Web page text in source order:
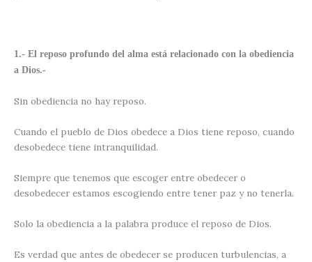
1.- El reposo profundo del alma está relacionado con la obediencia
a Dios.-
Sin obediencia no hay reposo.
Cuando el pueblo de Dios obedece a Dios tiene reposo, cuando
desobedece tiene intranquilidad.
Siempre que tenemos que escoger entre obedecer o
desobedecer estamos escogiendo entre tener paz y no tenerla.
Solo la obediencia a la palabra produce el reposo de Dios.
Es verdad que antes de obedecer se producen turbulencias, a